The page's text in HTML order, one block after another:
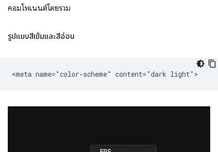
คอมโพเนนต์โดยรวม
รูปแบบสีเข้มและสีอ่อน